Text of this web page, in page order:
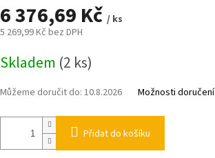
6 376,69 Kč / ks
5 269,99 Kč bez DPH
cena:
Skladem (2 ks)
Můžeme doručit do: 10.8.2026 Možnosti doručení
Přidat do košíku